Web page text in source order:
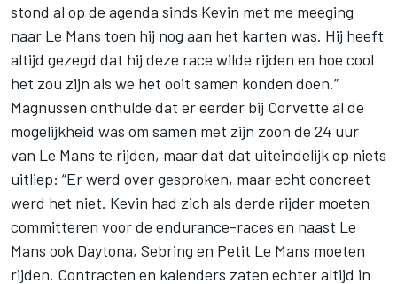
stond al op de agenda sinds Kevin met me meeging
naar Le Mans toen hij nog aan het karten was. Hij heeft
altijd gezegd dat hij deze race wilde rijden en hoe cool
het zou zijn als we het ooit samen konden doen.”
Magnussen onthulde dat er eerder bij Corvette al de
mogelijkheid was om samen met zijn zoon de 24 uur
van Le Mans te rijden, maar dat dat uiteindelijk op niets
uitliep: “Er werd over gesproken, maar echt concreet
werd het niet. Kevin had zich als derde rijder moeten
committeren voor de endurance-races en naast Le
Mans ook Daytona, Sebring en Petit Le Mans moeten
rijden. Contracten en kalenders zaten echter altijd in